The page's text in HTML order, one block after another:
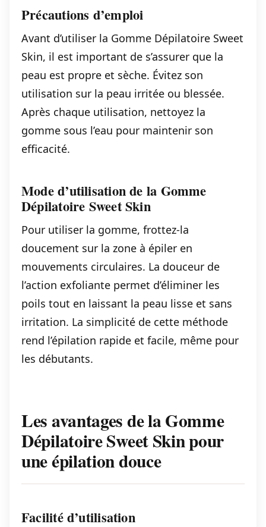
Précautions d’emploi
Avant d’utiliser la Gomme Dépilatoire Sweet
Skin, il est important de s’assurer que la
peau est propre et sèche. Évitez son
utilisation sur la peau irritée ou blessée.
Après chaque utilisation, nettoyez la
gomme sous l’eau pour maintenir son
efficacité.
Mode d’utilisation de la Gomme
Dépilatoire Sweet Skin
Pour utiliser la gomme, frottez-la
doucement sur la zone à épiler en
mouvements circulaires. La douceur de
l’action exfoliante permet d’éliminer les
poils tout en laissant la peau lisse et sans
irritation. La simplicité de cette méthode
rend l’épilation rapide et facile, même pour
les débutants.
Les avantages de la Gomme
Dépilatoire Sweet Skin pour
une épilation douce
Facilité d’utilisation